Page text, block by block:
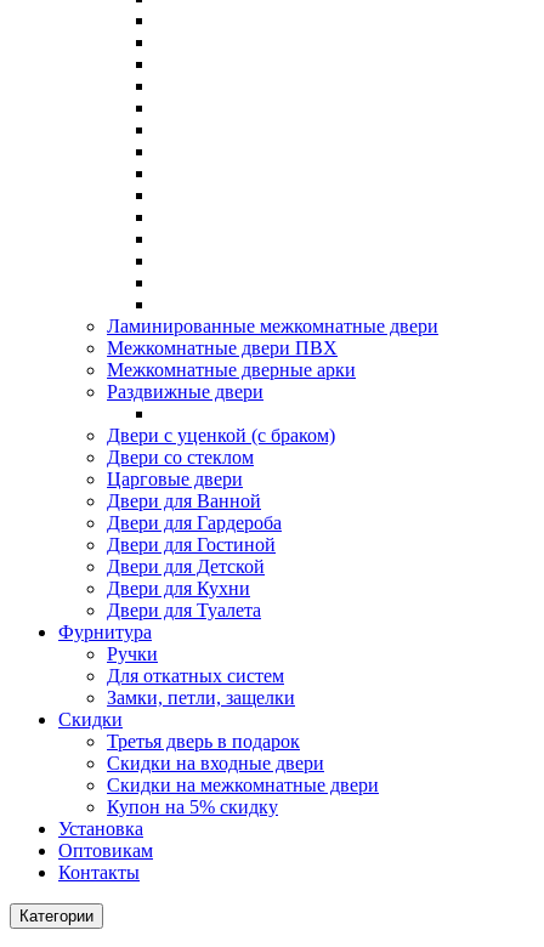
Ламинированные межкомнатные двери
Межкомнатные двери ПВХ
Межкомнатные дверные арки
Раздвижные двери
Двери с уценкой (с браком)
Двери со стеклом
Царговые двери
Двери для Ванной
Двери для Гардероба
Двери для Гостиной
Двери для Детской
Двери для Кухни
Двери для Туалета
Фурнитура
Ручки
Для откатных систем
Замки, петли, защелки
Скидки
Третья дверь в подарок
Скидки на входные двери
Скидки на межкомнатные двери
Купон на 5% скидку
Установка
Оптовикам
Контакты
Категории